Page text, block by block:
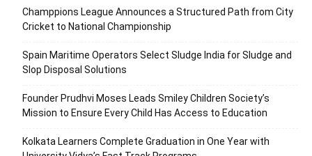
Champpions League Announces a Structured Path from City
Cricket to National Championship
Spain Maritime Operators Select Sludge India for Sludge and
Slop Disposal Solutions
Founder Prudhvi Moses Leads Smiley Children Society’s
Mission to Ensure Every Child Has Access to Education
Kolkata Learners Complete Graduation in One Year with